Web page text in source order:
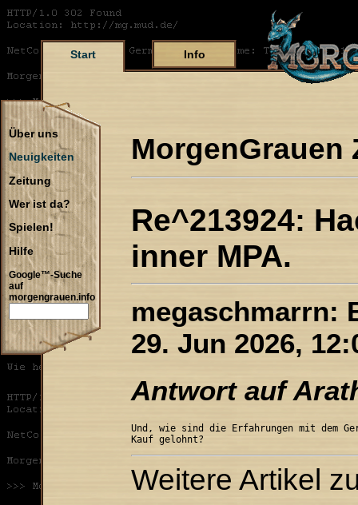
Start Info
Über uns
Neuigkeiten
Zeitung
Wer ist da?
Spielen!
Hilfe
Google™-Suche
auf
morgengrauen.info
MorgenGrauen
Re^213924:
inner MPA.
megaschmarrn:
29. Jun 2026,
Antwort auf
Und, wie sind die Erfahrungen mit dem
Kauf gelohnt?
Weitere Artikel